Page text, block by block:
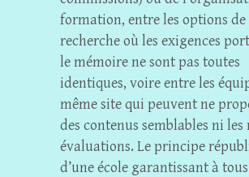
formation, entre les options de
recherche où les exigences
le mémoire ne sont pas toutes
identiques, voire entre les
même site qui peuvent ne
des contenus semblables ni les
évaluations. Le principe
d’une école garantissant à